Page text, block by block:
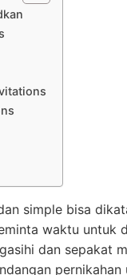
simple bisa
waktu untuk
dan sepakat
pernikahan